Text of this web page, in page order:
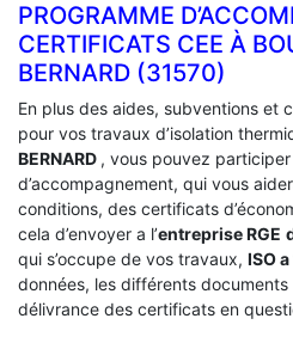
PROGRAMME
CERTIFICATS CEE À
BERNARD (31570)
En plus des aides, subventions et
pour vos travaux d’isolation
BERNARD , vous pouvez
d’accompagnement, qui vous
conditions, des certificats
cela d’envoyer a l’entreprise RGE
qui s’occupe de vos travaux, ISO
données, les différents documents
délivrance des certificats en